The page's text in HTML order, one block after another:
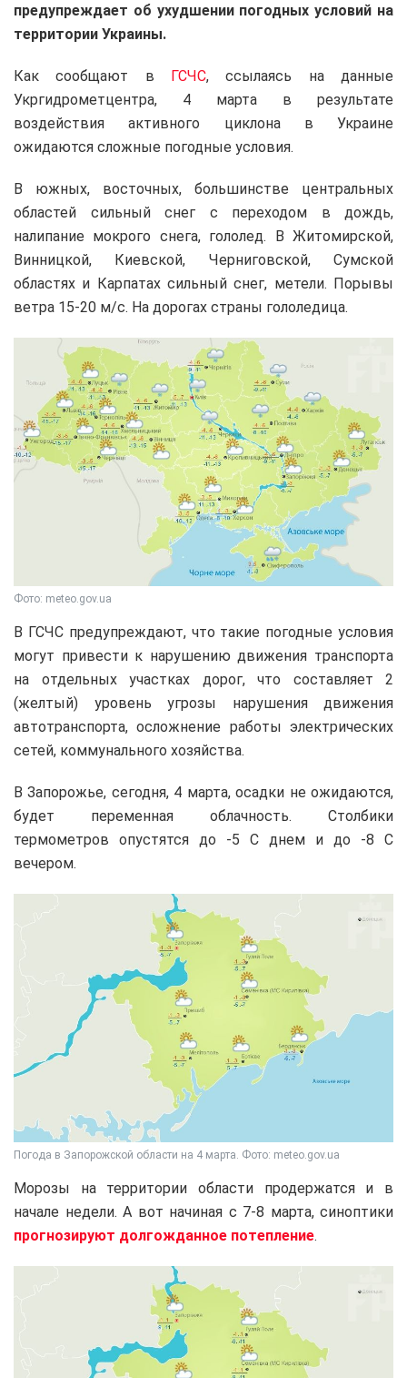
предупреждает об ухудшении погодных условий на
территории Украины.
Как сообщают в ГСЧС, ссылаясь на данные
Укргидрометцентра, 4 марта в результате
воздействия активного циклона в Украине
ожидаются сложные погодные условия.
В южных, восточных, большинстве центральных
областей сильный снег с переходом в дождь,
налипание мокрого снега, гололед. В Житомирской,
Винницкой, Киевской, Черниговской, Сумской
областях и Карпатах сильный снег, метели. Порывы
ветра 15-20 м/с. На дорогах страны гололедица.
Фото: meteo.gov.ua
В ГСЧС предупреждают, что такие погодные условия
могут привести к нарушению движения транспорта
на отдельных участках дорог, что составляет 2
(желтый) уровень угрозы нарушения движения
автотранспорта, осложнение работы электрических
сетей, коммунального хозяйства.
В Запорожье, сегодня, 4 марта, осадки не ожидаются,
будет переменная облачность. Столбики
термометров опустятся до -5 С днем и до -8 С
вечером.
Погода в Запорожской области на 4 марта. Фото: meteo.gov.ua
Морозы на территории области продержатся и в
начале недели. А вот начиная с 7-8 марта, синоптики
прогнозируют долгожданное потепление.